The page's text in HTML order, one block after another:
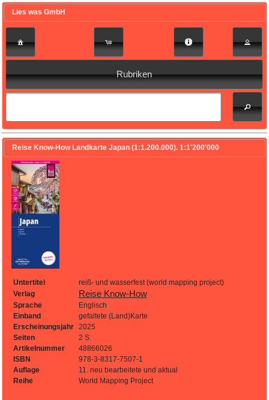
Lies was GmbH
Rubriken
Reise Know-How Landkarte Japan (1:1.200.000). 1:1'200'000
Untertitel
reiß- und wasserfest (world mapping project)
Verlag
Reise Know-How
Sprache
Englisch
Einband
gefaltete (Land)Karte
Erscheinungsjahr
2025
Seiten
2 S.
Artikelnummer
48866026
ISBN
978-3-8317-7507-1
Auflage
11. neu bearbeitete und aktual
Reihe
World Mapping Project